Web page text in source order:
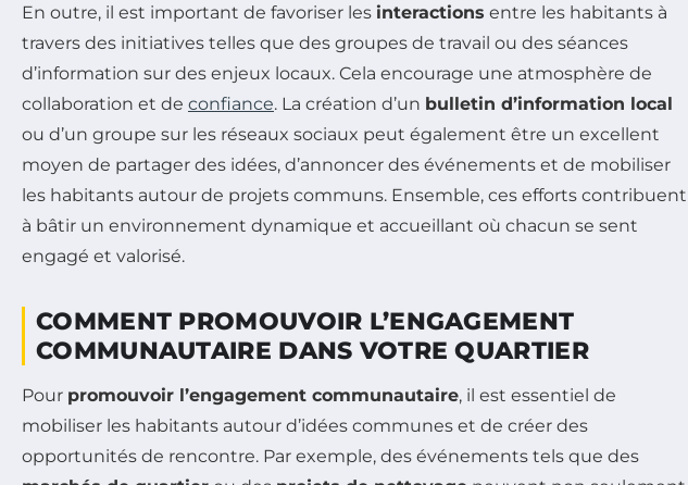
En outre, il est important de favoriser les interactions entre les habitants à
travers des initiatives telles que des groupes de travail ou des séances
d’information sur des enjeux locaux. Cela encourage une atmosphère de
collaboration et de confiance. La création d’un bulletin d’information local
ou d’un groupe sur les réseaux sociaux peut également être un excellent
moyen de partager des idées, d’annoncer des événements et de mobiliser
les habitants autour de projets communs. Ensemble, ces efforts contribuent
à bâtir un environnement dynamique et accueillant où chacun se sent
engagé et valorisé.
COMMENT PROMOUVOIR L’ENGAGEMENT
COMMUNAUTAIRE DANS VOTRE QUARTIER
Pour promouvoir l’engagement communautaire, il est essentiel de
mobiliser les habitants autour d’idées communes et de créer des
opportunités de rencontre. Par exemple, des événements tels que des